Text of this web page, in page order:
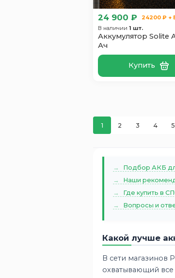
24 900 ₽
24200 ₽ +
В наличии 1 шт.
Аккумулятор Solite
Ач
Купить
1 2 3 4 5
Подбор АКБ
Наши
Где купить в
Вопросы и
Какой лучше
В сети магазинов
охватывающий